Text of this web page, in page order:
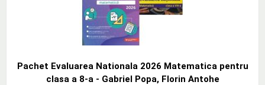
Pachet Evaluarea Nationala 2026 Matematica pentru
clasa a 8-a - Gabriel Popa, Florin Antohe